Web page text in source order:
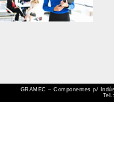
GRAMEC – Componentes p/